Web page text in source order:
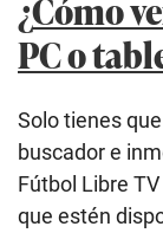
PC o
Solo tienes
buscador e
Fútbol Libre
que estén